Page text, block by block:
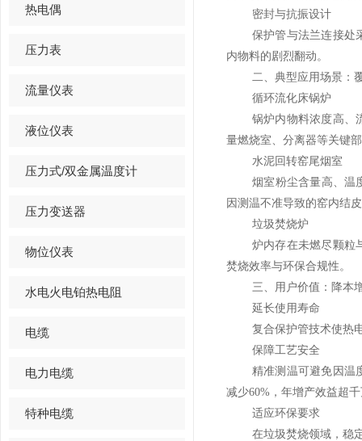
热电偶
压力表
流量仪表
液位仪表
压力式/双金属温度计
压力变送器
物位仪表
水电火电铂热电阻
电缆
电力电缆
特种电缆
密封与抗振设计
保护管与法兰连接处
内物料的剧烈翻动。
二、典型应用场景：
循环流化床锅炉
锅炉内物料浓度高、
量燃烧室、分离器等关键
水泥回转窑尾烟室
烟室粉尘含量高、温
因测温不准导致的窑内结
垃圾焚烧炉
炉内存在未燃尽颗粒
焚烧效率与环保合规性。
三、用户价值：降本
延长使用寿命
复合保护管技术使热
保障工艺安全
精准测温可避免因温
减少60% ，年增产效益超
适应环保要求
在垃圾焚烧领域，稳